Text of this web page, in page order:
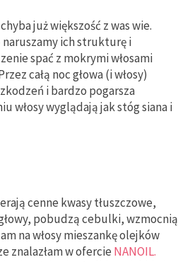
już większość z was wie.
ich strukturę i
spać z mokrymi włosami
całą noc głowa (i włosy)
i bardzo pogarsza
włosy wyglądają jak stóg siana i
cenne kwasy tłuszczowe,
pobudzą cebulki, wzmocnią
na włosy mieszankę olejków
znalazłam w ofercie NANOIL.